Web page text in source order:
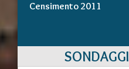
Censimento 2011
SONDAGGI